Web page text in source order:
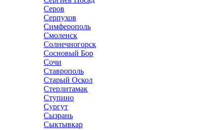
Серов
Серпухов
Симферополь
Смоленск
Солнечногорск
Сосновый Бор
Сочи
Ставрополь
Старый Оскол
Стерлитамак
Ступино
Сургут
Сызрань
Сыктывкар